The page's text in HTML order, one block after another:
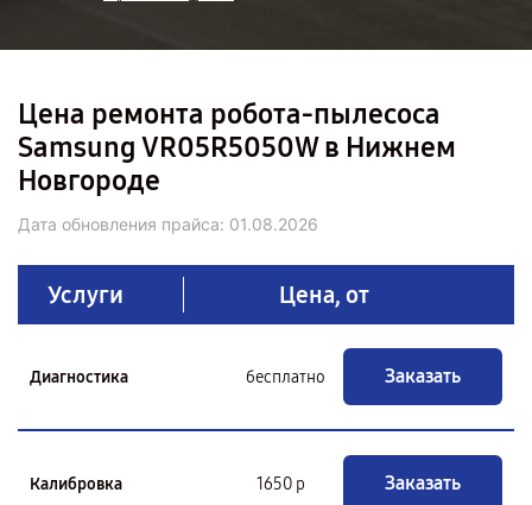
Цена ремонта робота-пылесоса
Samsung VR05R5050W в Нижнем
Новгороде
Дата обновления прайса: 01.08.2026
Услуги Цена, от
Диагностика бесплатно Заказать
Калибровка 1650 р Заказать